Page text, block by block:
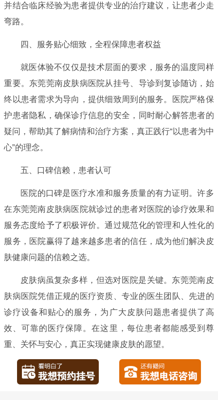
并结合临床经验为患者提供专业的治疗建议，让患者少走
弯路。
四、服务贴心细致，全程保障患者权益
就医体验不仅仅是技术层面的要求，服务的温度同样
重要。东莞莞南皮肤病医院从挂号、导诊到复诊随访，始
终以患者需求为导向，提供细致周到的服务。医院严格保
护患者隐私，确保诊疗信息的安全，同时耐心解答患者的
疑问，帮助其了解病情和治疗方案，真正践行“以患者为中
心”的理念。
五、口碑信赖，患者认可
医院的口碑是医疗水准和服务质量的有力证明。许多
在东莞莞南皮肤病医院就诊过的患者对医院的诊疗效果和
服务态度给予了积极评价。通过规范化的管理和人性化的
服务，医院赢得了越来越多患者的信任，成为他们解决皮
肤健康问题的信赖之选。
皮肤病虽复杂多样，但选对医院是关键。东莞莞南皮
肤病医院凭借正规的医疗资质、专业的医生团队、先进的
诊疗设备和贴心的服务，为广大皮肤问题患者提供了高
效、可靠的医疗保障。在这里，每位患者都能感受到尊
重、关怀与安心，真正实现健康皮肤的愿望。